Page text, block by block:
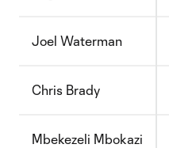
Joel Waterman
Chris Brady
Mbekezeli Mbokazi